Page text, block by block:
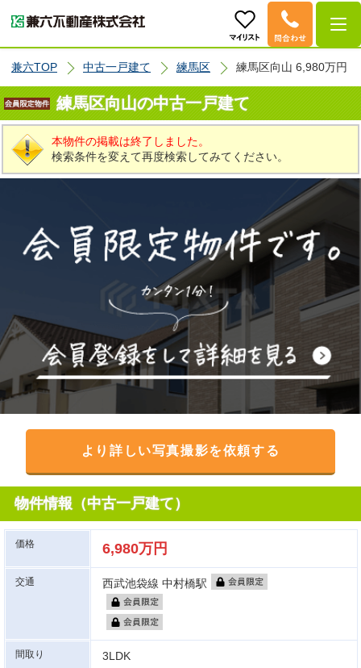
兼六TOP 中古一戸建て 練馬区 練馬区向山 6,980万円
練馬区向山の中古一戸建て
本物件の掲載は終了しました。
検索条件を変えて再度検索してみてください。
より詳しい写真撮影を依頼する
物件情報（中古一戸建て）
価格 6,980万円
交通 西武池袋線 中村橋駅
間取り 3LDK